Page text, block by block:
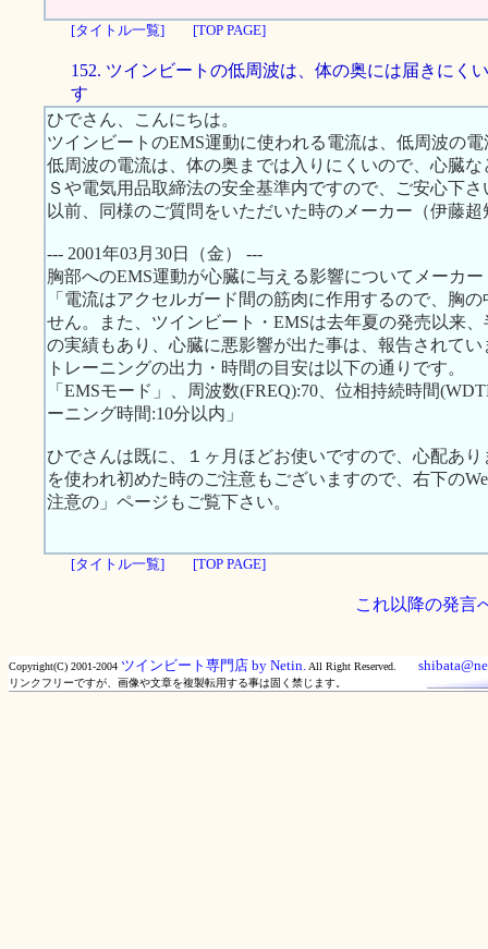
[タイトル一覧] [TOP PAGE]
152. ツインビートの低周波は、体の奥には届きにく
す
ひでさん、こんにちは。
ツインビートのEMS運動に使われる電流は、低周波の
低周波の電流は、体の奥までは入りにくいので、心臓
Ｓや電気用品取締法の安全基準内ですので、ご安心下さ
以前、同様のご質問をいただいた時のメーカー（伊藤
--- 2001年03月30日（金） ---
胸部へのEMS運動が心臓に与える影響についてメーカ
「電流はアクセルガード間の筋肉に作用するので、胸
せん。また、ツインビート・EMSは去年夏の発売以来
の実績もあり、心臓に悪影響が出た事は、報告されて
トレーニングの出力・時間の目安は以下の通りです。
「EMSモード」、周波数(FREQ):70、位相持続時間
ーニング時間:10分以内」
ひでさんは既に、１ヶ月ほどお使いですので、心配あ
を使われ初めた時のご注意もございますので、右下の
注意の」ページもご覧下さい。
[タイトル一覧] [TOP PAGE]
これ以降の発言
Copyright(C) 2001-2004 ツインビート専門店 by Netin. All Right Reserved.
リンクフリーですが、画像や文章を複製転用する事は固く禁じます。